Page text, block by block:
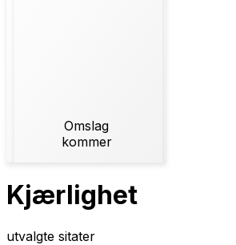
Omslag
kommer
Kjærlighet
utvalgte sitater